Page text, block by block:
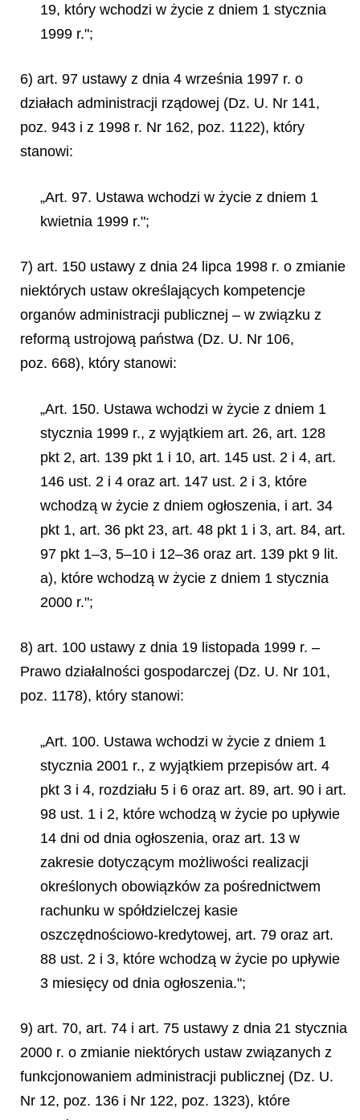
19, który wchodzi w życie z dniem 1 stycznia
1999 r.";
6) art. 97 ustawy z dnia 4 września 1997 r. o
działach administracji rządowej (Dz. U. Nr 141,
poz. 943 i z 1998 r. Nr 162, poz. 1122), który
stanowi:
„Art. 97. Ustawa wchodzi w życie z dniem 1
kwietnia 1999 r.";
7) art. 150 ustawy z dnia 24 lipca 1998 r. o zmianie
niektórych ustaw określających kompetencje
organów administracji publicznej – w związku z
reformą ustrojową państwa (Dz. U. Nr 106,
poz. 668), który stanowi:
„Art. 150. Ustawa wchodzi w życie z dniem 1
stycznia 1999 r., z wyjątkiem art. 26, art. 128
pkt 2, art. 139 pkt 1 i 10, art. 145 ust. 2 i 4, art.
146 ust. 2 i 4 oraz art. 147 ust. 2 i 3, które
wchodzą w życie z dniem ogłoszenia, i art. 34
pkt 1, art. 36 pkt 23, art. 48 pkt 1 i 3, art. 84, art.
97 pkt 1–3, 5–10 i 12–36 oraz art. 139 pkt 9 lit.
a), które wchodzą w życie z dniem 1 stycznia
2000 r.";
8) art. 100 ustawy z dnia 19 listopada 1999 r. –
Prawo działalności gospodarczej (Dz. U. Nr 101,
poz. 1178), który stanowi:
„Art. 100. Ustawa wchodzi w życie z dniem 1
stycznia 2001 r., z wyjątkiem przepisów art. 4
pkt 3 i 4, rozdziału 5 i 6 oraz art. 89, art. 90 i art.
98 ust. 1 i 2, które wchodzą w życie po upływie
14 dni od dnia ogłoszenia, oraz art. 13 w
zakresie dotyczącym możliwości realizacji
określonych obowiązków za pośrednictwem
rachunku w spółdzielczej kasie
oszczędnościowo-kredytowej, art. 79 oraz art.
88 ust. 2 i 3, które wchodzą w życie po upływie
3 miesięcy od dnia ogłoszenia.";
9) art. 70, art. 74 i art. 75 ustawy z dnia 21 stycznia
2000 r. o zmianie niektórych ustaw związanych z
funkcjonowaniem administracji publicznej (Dz. U.
Nr 12, poz. 136 i Nr 122, poz. 1323), które